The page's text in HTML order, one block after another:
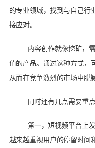
的专业领域，找到与自己行
接应对。
内容创作就像挖矿，
值的产品。通过这种方式，
从而在竞争激烈的市场中脱
同时还有几点需要重
第一，短视频平台上
越来越重视用户的停留时间